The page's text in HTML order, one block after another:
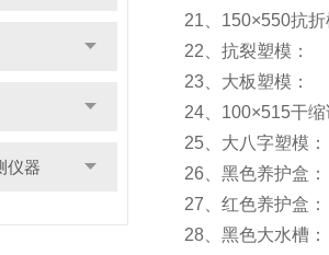
仪器
21、150×550
22、抗裂塑模
23、大板塑模
24、100×515干
25、大八字塑
26、黑色养护
27、红色养护
28、黑色大水